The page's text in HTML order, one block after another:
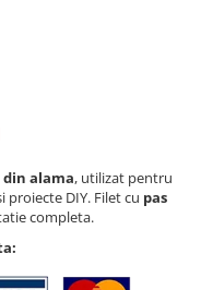
alama, utilizat pentru
proiecte DIY. Filet cu pas
completa.